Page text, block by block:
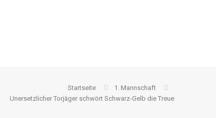
Startseite
1. Mannschaft
Unersetzlicher Torjäger schwört Schwarz-Gelb die Treue